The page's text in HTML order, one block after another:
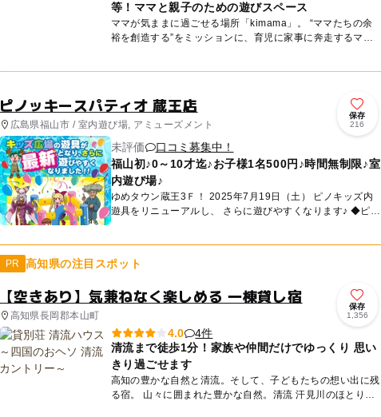
等！ママと親子のための遊びスペース
ママが気ままに過ごせる場所「kimama」。 “ママたちの余
裕を創造する”をミッションに、育児に家事に奔走するママ
ピノッキースパティオ 蔵王店
広島県福山市 / 室内遊び場, アミューズメント
保存
216
未評価
口コミ募集中！
福山初♪0～10才迄♪お子様1名500円♪時間無制限♪室
内遊び場♪
ゆめタウン蔵王3Ｆ！ 2025年7月19日（土） ピノキッズ内
遊具をリニューアルし、 さらに遊びやすくなります♪ ◆ピノ
ッキースパティオ蔵王店(ゲームコーナー...
PR 高知県の注目スポット
【空きあり】気兼ねなく楽しめる 一棟貸し宿
高知県長岡郡本山町
保存
1,356
4.0
4件
清流まで徒歩1分！家族や仲間だけでゆっくり 思い
きり過ごせます
高知の豊かな自然と清流。そして、子どもたちの想い出に残
る宿。 山々に囲まれた豊かな自然。清流 汗見川のほとり。